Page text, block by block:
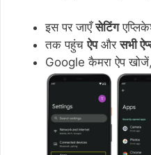
इस पर जाएँसेटिंग
तक पहुंचऐपऔरसभी
Google कैमरा ऐप